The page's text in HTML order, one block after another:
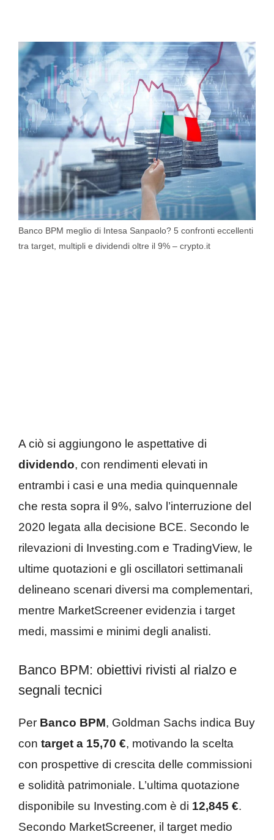
Banco BPM meglio di Intesa Sanpaolo? 5 confronti eccellenti
tra target, multipli e dividendi oltre il 9% – crypto.it
A ciò si aggiungono le aspettative di
dividendo, con rendimenti elevati in
entrambi i casi e una media quinquennale
che resta sopra il 9%, salvo l’interruzione del
2020 legata alla decisione BCE. Secondo le
rilevazioni di Investing.com e TradingView, le
ultime quotazioni e gli oscillatori settimanali
delineano scenari diversi ma complementari,
mentre MarketScreener evidenzia i target
medi, massimi e minimi degli analisti.
Banco BPM: obiettivi rivisti al rialzo e
segnali tecnici
Per Banco BPM, Goldman Sachs indica Buy
con target a 15,70 €, motivando la scelta
con prospettive di crescita delle commissioni
e solidità patrimoniale. L’ultima quotazione
disponibile su Investing.com è di 12,845 €.
Secondo MarketScreener, il target medio